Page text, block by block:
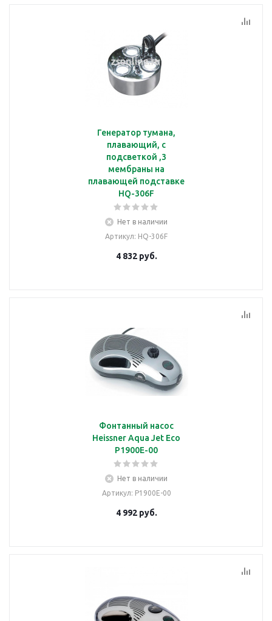
Генератор тумана,
плавающий, с
подсветкой ,3
мембраны на
плавающей подставке
HQ-306F
Нет в наличии
Артикул: HQ-306F
4 832руб.
Фонтанный насос
Heissner Aqua Jet Eco
P1900E-00
Нет в наличии
Артикул: P1900E-00
4 992руб.